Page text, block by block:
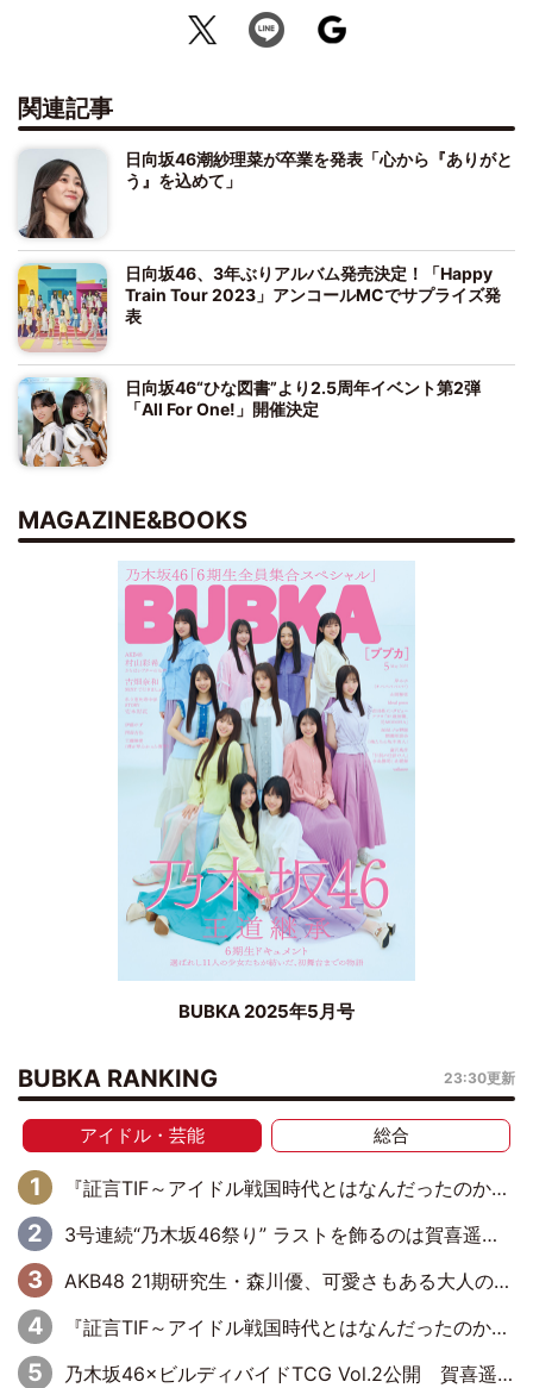
関連記事
日向坂46潮紗理菜が卒業を発表「心から『ありがと
う』を込めて」
日向坂46、3年ぶりアルバム発売決定！「Happy
Train Tour 2023」アンコールMCでサプライズ発
表
日向坂46“ひな図書”より2.5周年イベント第2弾
「All For One!」開催決定
MAGAZINE&BOOKS
BUBKA 2025年5月号
BUBKA RANKING 23:30更新
アイドル・芸能 総合
『証言TIF～アイドル戦国時代とはなんだったのか～』第6回：でんぱ組.inc・古川未鈴×相沢梨紗「『ハロプロやりたかったな』って言ったら、夢眠ねむさんに『てめえはでんぱ組．incなんだよ！』って肩パンされて(笑)」
3号連続“乃木坂46祭り” ラストを飾るのは賀喜遥香…5年ぶりの登場に「5年分大人になった私を見ていただけたら」
AKB48 21期研究生・森川優、可愛さもある大人の女性に
『証言TIF～アイドル戦国時代とはなんだったのか～』第10回：さくら学院・武藤彩未×飯田らうら「正直、中3で辞めるというのを信じてなくて。そう言われてはいたけど、嘘でしょって」
乃木坂46×ビルディバイドTCG Vol.2公開 賀喜遥香＆田村真佑が『京まふ』ステージに登壇